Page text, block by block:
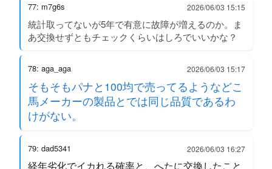
77: m7g6s 2026/06/03 15:15
統計取ってないが5年で有意に故障が増えるのか。ま
あ交換せずともチェックくらいはしろでいいかな？
78: aga_aga 2026/06/03 15:17
そもそもパナと100均で売ってるようなどこ
馬メーカーの製品とでは同じ品質であるわ
けがない。
79: dad5341 2026/06/03 16:27
経年劣化でイカれる確率と、へたに交換したこと